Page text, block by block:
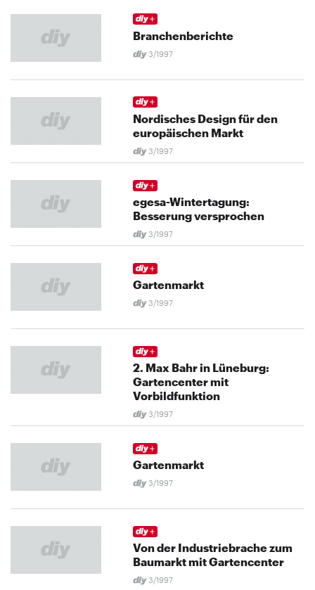
Branchenberichte
3/1997
Nordisches Design für den
europäischen Markt
3/1997
egesa-Wintertagung:
Besserung versprochen
3/1997
Gartenmarkt
3/1997
2. Max Bahr in Lüneburg:
Gartencenter mit
Vorbildfunktion
3/1997
Gartenmarkt
3/1997
Von der Industriebrache zum
Baumarkt mit Gartencenter
3/1997